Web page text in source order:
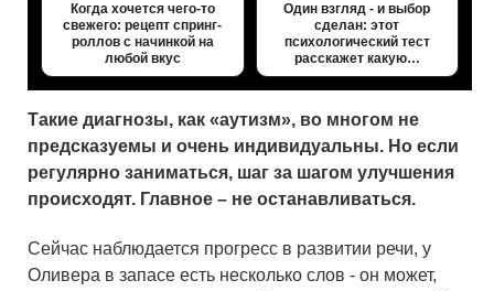
Когда хочется чего-то
свежего: рецепт спринг-
роллов с начинкой на
любой вкус
Один взгляд - и выбор
сделан: этот
психологический тест
расскажет какую…
Такие диагнозы, как «аутизм», во многом не
предсказуемы и очень индивидуальны. Но если
регулярно заниматься, шаг за шагом улучшения
происходят. Главное – не останавливаться.
Сейчас наблюдается прогресс в развитии речи, у
Оливера в запасе есть несколько слов - он может,